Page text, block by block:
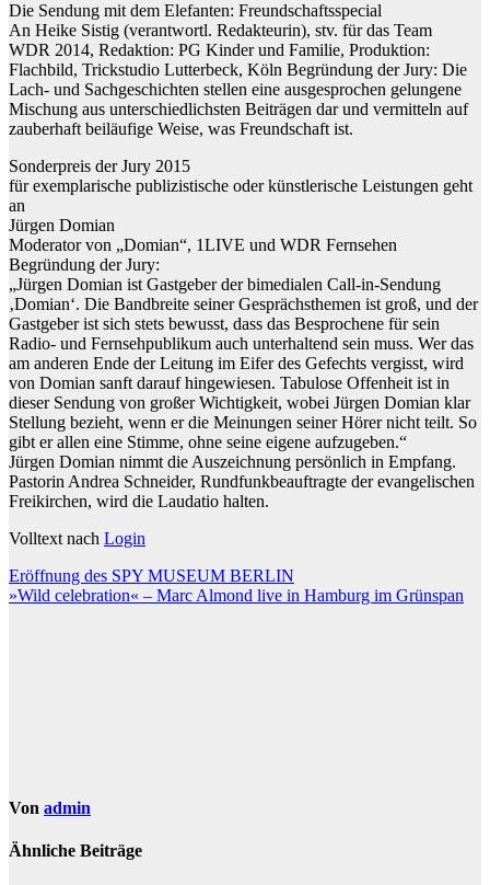
Die Sendung mit dem Elefanten: Freundschaftsspecial
An Heike Sistig (verantwortl. Redakteurin), stv. für das Team
WDR 2014, Redaktion: PG Kinder und Familie, Produktion:
Flachbild, Trickstudio Lutterbeck, Köln Begründung der Jury: Die
Lach- und Sachgeschichten stellen eine ausgesprochen gelungene
Mischung aus unterschiedlichsten Beiträgen dar und vermitteln auf
zauberhaft beiläufige Weise, was Freundschaft ist.
Sonderpreis der Jury 2015
für exemplarische publizistische oder künstlerische Leistungen geht
an
Jürgen Domian
Moderator von „Domian“, 1LIVE und WDR Fernsehen
Begründung der Jury:
„Jürgen Domian ist Gastgeber der bimedialen Call-in-Sendung
‚Domian‘. Die Bandbreite seiner Gesprächsthemen ist groß, und der
Gastgeber ist sich stets bewusst, dass das Besprochene für sein
Radio- und Fernsehpublikum auch unterhaltend sein muss. Wer das
am anderen Ende der Leitung im Eifer des Gefechts vergisst, wird
von Domian sanft darauf hingewiesen. Tabulose Offenheit ist in
dieser Sendung von großer Wichtigkeit, wobei Jürgen Domian klar
Stellung bezieht, wenn er die Meinungen seiner Hörer nicht teilt. So
gibt er allen eine Stimme, ohne seine eigene aufzugeben.“
Jürgen Domian nimmt die Auszeichnung persönlich in Empfang.
Pastorin Andrea Schneider, Rundfunkbeauftragte der evangelischen
Freikirchen, wird die Laudatio halten.
Volltext nach Login
Beitragsnavigation
Eröffnung des SPY MUSEUM BERLIN
»Wild celebration« – Marc Almond live in Hamburg im Grünspan
Von admin
Ähnliche Beiträge